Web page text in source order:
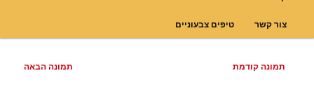
צור קשר טיפים צבעוניים
ניווט
תמונה קודמת תמונה הבאה